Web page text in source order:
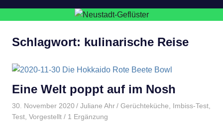
Schlagwort: kulinarische Reise
Eine Welt poppt auf im Nosh
30. November 2020 Juliane Ahr Gerüchteküche Imbiss-Test,
Test Vorgestellt / 1 Ergänzung